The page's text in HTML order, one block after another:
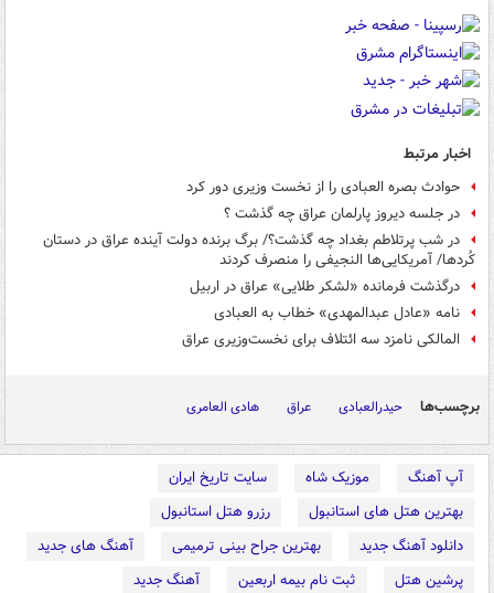
اخبار مرتبط
حوادث بصره العبادی را از نخست وزیری دور کرد
در جلسه دیروز پارلمان عراق چه گذشت ؟
در شب پرتلاطم بغداد چه گذشت؟/ برگ برنده دولت آینده عراق در دستان
کُردها/ آمریکایی‌ها النجیفی را منصرف کردند
درگذشت فرمانده «لشکر طلایی» عراق در اربیل
نامه «عادل عبدالمهدی» خطاب به العبادی
المالکی نامزد سه ائتلاف برای نخست‌وزیری عراق
برچسب‌ها حیدرالعبادی عراق هادی العامری
آپ آهنگ موزیک شاه
سایت تاریخ ایران
بهترین هتل های استانبول
رزرو هتل استانبول
دانلود آهنگ جدید
بهترین جراح بینی ترمیمی
آهنگ های جدید
پرشین هتل
ثبت نام بیمه اربعین
آهنگ جدید